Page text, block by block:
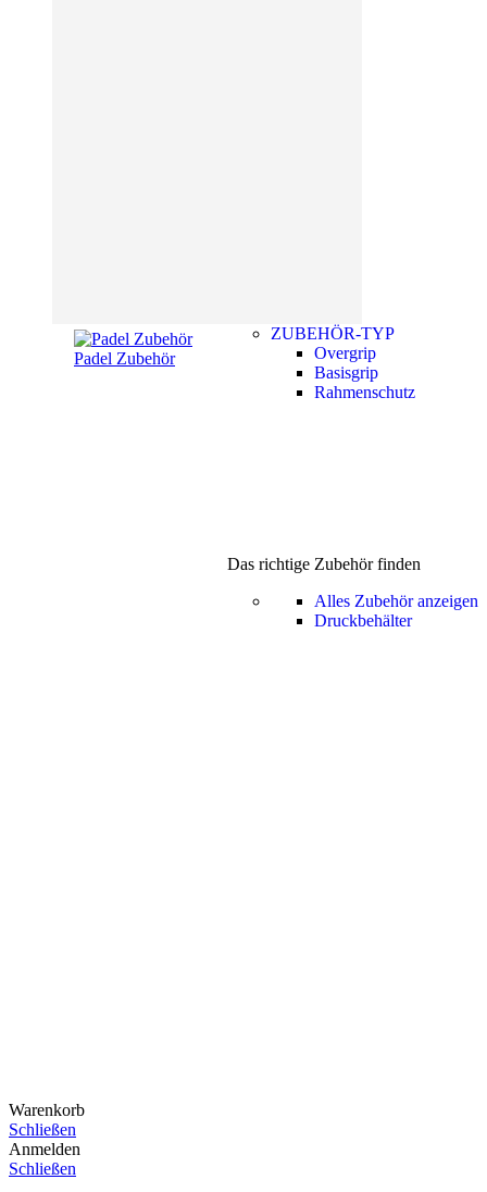
Padel Zubehör
ZUBEHÖR-TYP
Overgrip
Basisgrip
Rahmenschutz
Das richtige Zubehör finden
Alles Zubehör anzeigen
Druckbehälter
Warenkorb
Schließen
Anmelden
Schließen